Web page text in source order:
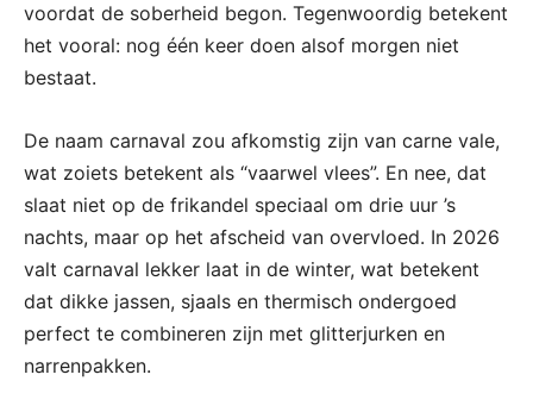
voordat de soberheid begon. Tegenwoordig betekent
het vooral: nog één keer doen alsof morgen niet
bestaat.
De naam carnaval zou afkomstig zijn van carne vale,
wat zoiets betekent als “vaarwel vlees”. En nee, dat
slaat niet op de frikandel speciaal om drie uur ’s
nachts, maar op het afscheid van overvloed. In 2026
valt carnaval lekker laat in de winter, wat betekent
dat dikke jassen, sjaals en thermisch ondergoed
perfect te combineren zijn met glitterjurken en
narrenpakken.